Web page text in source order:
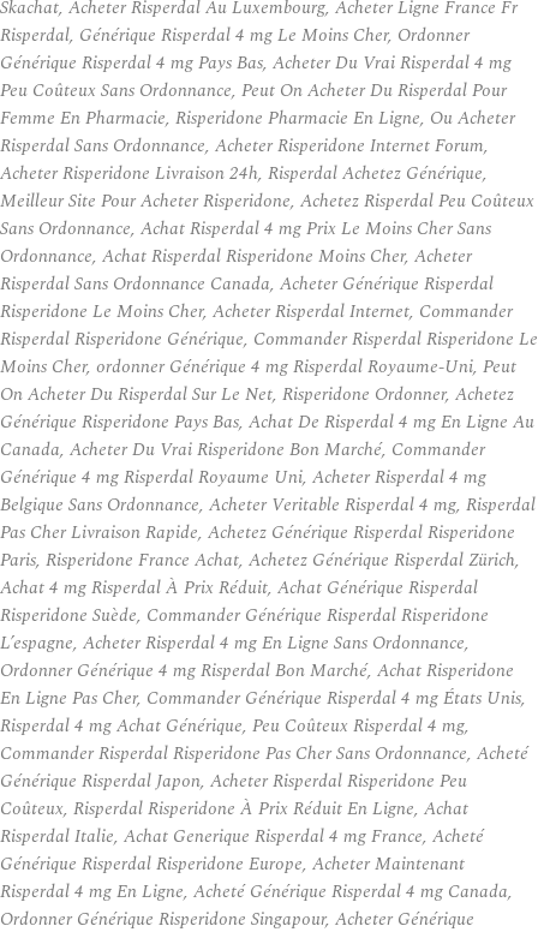
Skachat, Acheter Risperdal Au Luxembourg, Acheter Ligne France Fr
Risperdal, Générique Risperdal 4 mg Le Moins Cher, Ordonner
Générique Risperdal 4 mg Pays Bas, Acheter Du Vrai Risperdal 4 mg
Peu Coûteux Sans Ordonnance, Peut On Acheter Du Risperdal Pour
Femme En Pharmacie, Risperidone Pharmacie En Ligne, Ou Acheter
Risperdal Sans Ordonnance, Acheter Risperidone Internet Forum,
Acheter Risperidone Livraison 24h, Risperdal Achetez Générique,
Meilleur Site Pour Acheter Risperidone, Achetez Risperdal Peu Coûteux
Sans Ordonnance, Achat Risperdal 4 mg Prix Le Moins Cher Sans
Ordonnance, Achat Risperdal Risperidone Moins Cher, Acheter
Risperdal Sans Ordonnance Canada, Acheter Générique Risperdal
Risperidone Le Moins Cher, Acheter Risperdal Internet, Commander
Risperdal Risperidone Générique, Commander Risperdal Risperidone Le
Moins Cher, ordonner Générique 4 mg Risperdal Royaume-Uni, Peut
On Acheter Du Risperdal Sur Le Net, Risperidone Ordonner, Achetez
Générique Risperidone Pays Bas, Achat De Risperdal 4 mg En Ligne Au
Canada, Acheter Du Vrai Risperidone Bon Marché, Commander
Générique 4 mg Risperdal Royaume Uni, Acheter Risperdal 4 mg
Belgique Sans Ordonnance, Acheter Veritable Risperdal 4 mg, Risperdal
Pas Cher Livraison Rapide, Achetez Générique Risperdal Risperidone
Paris, Risperidone France Achat, Achetez Générique Risperdal Zürich,
Achat 4 mg Risperdal À Prix Réduit, Achat Générique Risperdal
Risperidone Suède, Commander Générique Risperdal Risperidone
L’espagne, Acheter Risperdal 4 mg En Ligne Sans Ordonnance,
Ordonner Générique 4 mg Risperdal Bon Marché, Achat Risperidone
En Ligne Pas Cher, Commander Générique Risperdal 4 mg États Unis,
Risperdal 4 mg Achat Générique, Peu Coûteux Risperdal 4 mg,
Commander Risperdal Risperidone Pas Cher Sans Ordonnance, Acheté
Générique Risperdal Japon, Acheter Risperdal Risperidone Peu
Coûteux, Risperdal Risperidone À Prix Réduit En Ligne, Achat
Risperdal Italie, Achat Generique Risperdal 4 mg France, Acheté
Générique Risperdal Risperidone Europe, Acheter Maintenant
Risperdal 4 mg En Ligne, Acheté Générique Risperdal 4 mg Canada,
Ordonner Générique Risperidone Singapour, Acheter Générique